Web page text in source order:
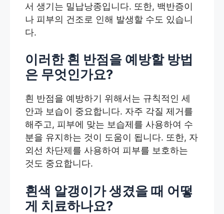
서 생기는 밀납낭종입니다. 또한, 백반증이
나 피부의 건조로 인해 발생할 수도 있습니
다.
이러한 흰 반점을 예방할 방법
은 무엇인가요?
흰 반점을 예방하기 위해서는 규칙적인 세
안과 보습이 중요합니다. 자주 각질 제거를
해주고, 피부에 맞는 보습제를 사용하여 수
분을 유지하는 것이 도움이 됩니다. 또한, 자
외선 차단제를 사용하여 피부를 보호하는
것도 중요합니다.
흰색 알갱이가 생겼을 때 어떻
게 치료하나요?